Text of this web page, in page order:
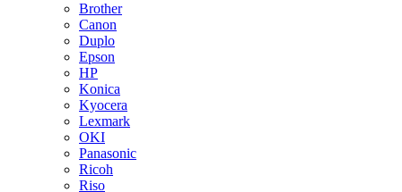
Brother
Canon
Duplo
Epson
HP
Konica
Kyocera
Lexmark
OKI
Panasonic
Ricoh
Riso